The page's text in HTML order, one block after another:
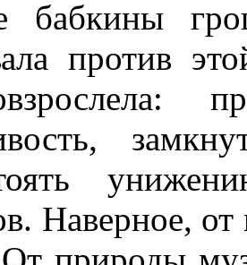
бабкины
против
Наверное, от